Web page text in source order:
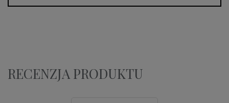
RECENZJA PRODUKTU